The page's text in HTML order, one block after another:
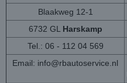
Blaakweg 12-1
6732 GL Harskamp
Tel.: 06 - 112 04 569
Email: info@rbautoservice.nl